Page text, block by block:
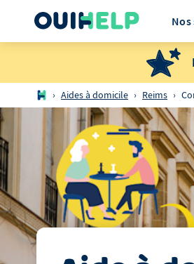
Nos
› Aides à domicile › Reims ›